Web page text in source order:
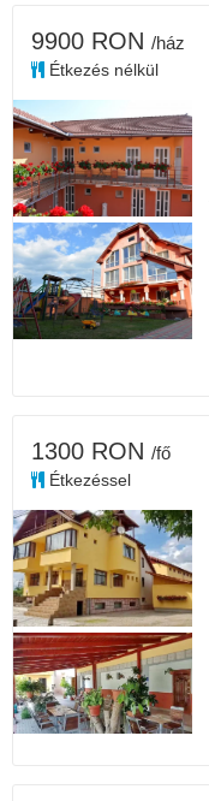
9900 RON /ház
Étkezés nélkül
1300 RON /fő
Étkezéssel